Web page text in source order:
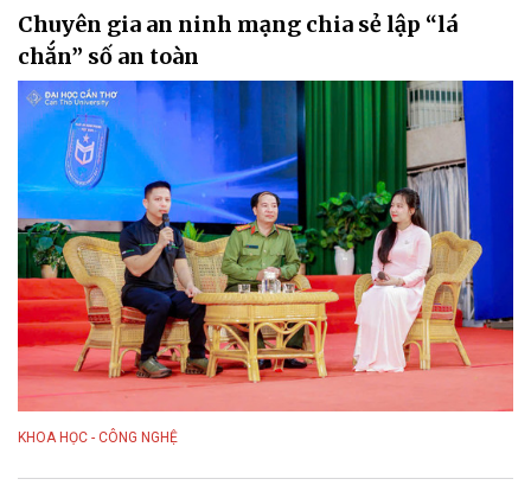
Chuyên gia an ninh mạng chia sẻ lập “lá
chắn” số an toàn
KHOA HỌC - CÔNG NGHỆ